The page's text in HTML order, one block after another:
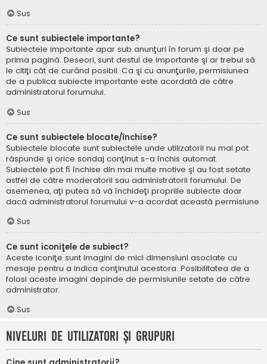
Sus
Ce sunt subiectele importante?
Subiectele importante apar sub anunţuri în forum şi doar pe
prima pagină. Deseori, sunt destul de importante şi ar trebui să
le citiţi cât de curând posibil. Ca şi cu anunţurile, permisiunea
de a publica subiecte importante este acordată de către
administratorul forumului.
Sus
Ce sunt subiectele blocate/închise?
Subiectele blocate sunt subiectele unde utilizatorii nu mai pot
răspunde şi orice sondaj conţinut s-a închis automat.
Subiectele pot fi închise din mai multe motive şi au fost setate
astfel de către moderatorii sau administratorii forumului. De
asemenea, aţi putea să vă închideţi propriile subiecte doar
dacă administratorul forumului v-a acordat această permisiune.
Sus
Ce sunt iconiţele de subiect?
Aceste iconiţe sunt imagini de mici dimensiuni asociate cu
mesaje pentru a indica conţinutul acestora. Posibilitatea de a
folosi aceste imagini depinde de permisiunile setate de către
administrator.
Sus
Niveluri de utilizatori şi grupuri